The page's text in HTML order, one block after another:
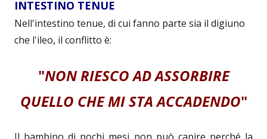
INTESTINO TENUE
Nell'intestino tenue, di cui fanno parte sia il digiuno
che l'ileo, il conflitto è:
"NON RIESCO AD ASSORBIRE
QUELLO CHE MI STA ACCADENDO"